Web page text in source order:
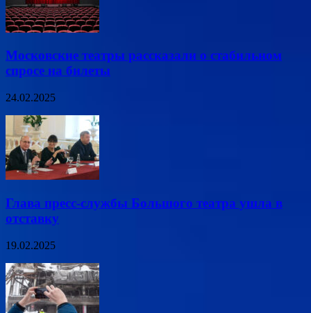
Московские театры рассказали о стабильном
спросе на билеты
24.02.2025
Глава пресс-службы Большого театра ушла в
отставку
19.02.2025